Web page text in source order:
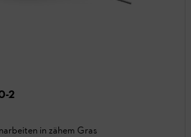
2
in zähem Gras